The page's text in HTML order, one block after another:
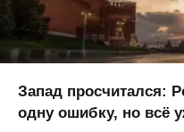
Запад просчитался:
одну ошибку, но всё